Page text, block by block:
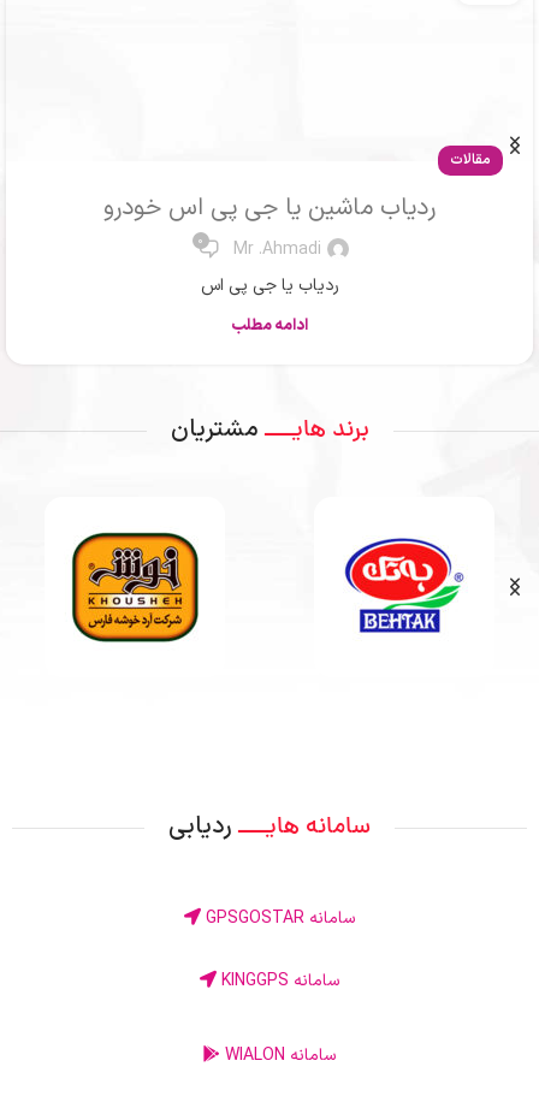
مقالات
ردیاب ماشین یا جی پی اس خودرو
Mr .Ahmadi
0
ردیاب یا جی پی اس
ادامه مطلب
برند هایــــ مشتریان
سامانه هایــــ ردیابی
سامانه GPSGOSTAR
سامانه KINGGPS
سامانه WIALON